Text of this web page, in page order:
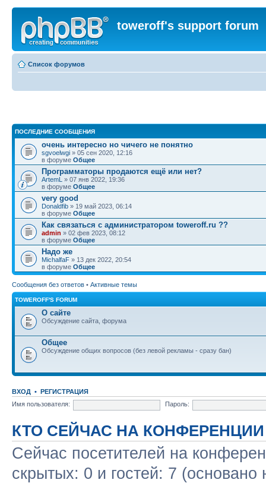
toweroff's support forum
Список форумов
ПОСЛЕДНИЕ СООБЩЕНИЯ
очень интересно но чичего не понятно
sgvoelwgi » 05 сен 2020, 12:16
в форуме Общее
Программаторы продаются ещё или нет?
ArtemL » 07 янв 2022, 19:36
в форуме Общее
very good
Donaldfib » 19 май 2023, 06:14
в форуме Общее
Как связаться с администратором toweroff.ru ??
admin » 02 фев 2023, 08:12
в форуме Общее
Надо же
MichalfaF » 13 дек 2022, 20:54
в форуме Общее
Сообщения без ответов • Активные темы
TOWEROFF'S FORUM
О сайте
Обсуждение сайта, форума
Общее
Обсуждение общих вопросов (без левой рекламы - сразу бан)
ВХОД • РЕГИСТРАЦИЯ
Имя пользователя:
Пароль:
КТО СЕЙЧАС НА КОНФЕРЕНЦИИ
Сейчас посетителей на
скрытых: 0 и гостей: 7 (основано